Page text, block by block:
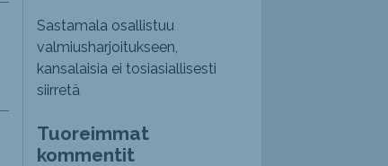
Sastamala osallistuu
valmiusharjoitukseen,
kansalaisia ei tosiasiallisesti
siirretä
Tuoreimmat
kommentit